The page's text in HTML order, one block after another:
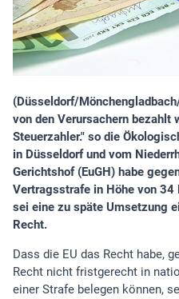
(Düsseldorf/
von den Verursachern bezahlt
Steuerzahler." so die
in Düsseldorf und vom
Gerichtshof (EuGH) habe
Vertragsstrafe in Höhe von 34
sei eine zu späte Umsetzung
Recht.
Dass die EU das Recht habe,
Recht nicht fristgerecht in
einer Strafe belegen können,